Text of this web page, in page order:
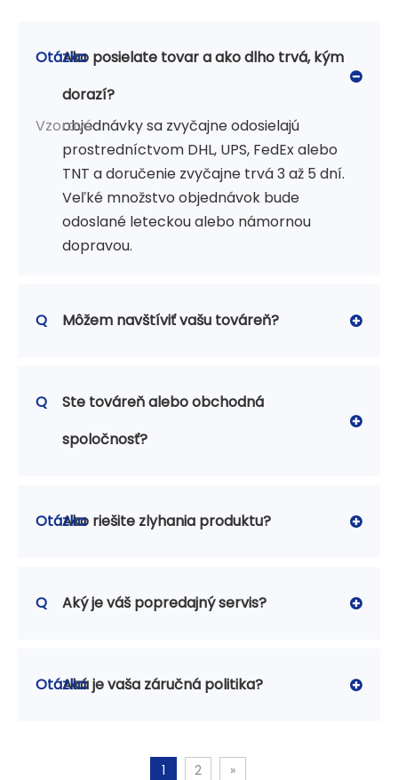
OtázkaAko posielate tovar a ako dlho trvá, kým
dorazí?
Vzorové
objednávky sa zvyčajne odosielajú
prostredníctvom DHL, UPS, FedEx alebo
TNT a doručenie zvyčajne trvá 3 až 5 dní.
Veľké množstvo objednávok bude
odoslané leteckou alebo námornou
dopravou.
Q Môžem navštíviť vašu továreň?
Q
Ste továreň alebo obchodná
spoločnosť?
OtázkaAko riešite zlyhania produktu?
Q Aký je váš popredajný servis?
OtázkaAká je vaša záručná politika?
1 2 »